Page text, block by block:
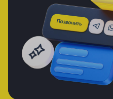
Создадим для вас
с помощью
Яндекс